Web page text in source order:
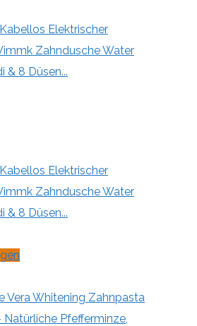
Elektrischer
Zahndusche Water
& 8 Düsen...
Elektrischer
Zahndusche Water
& 8 Düsen...
Vera Whitening Zahnpasta
Pfefferminze,